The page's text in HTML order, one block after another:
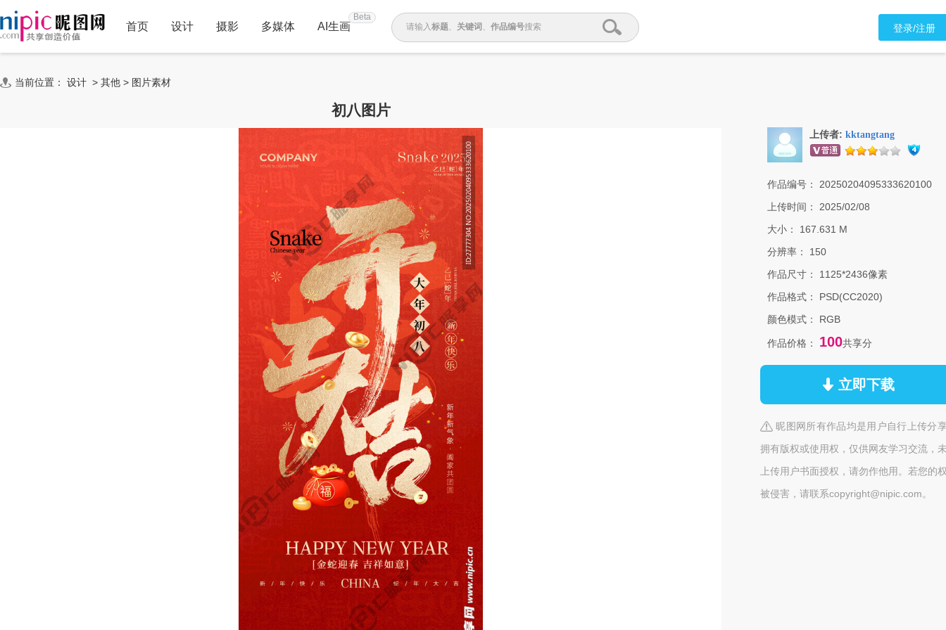
首页 设计 摄影 多媒体 AI生画
Beta
请输入标题、 关键词 、 作品编号搜索 登录/注册
当前位置： 设计 > 其他 > 图片素材
初八图片
上传者: kktangtang
作品编号：
20250204095333620100
上传时间：
2025/02/08
大小：
167.631 M
分辨率：
150
作品尺寸：
1125*2436像素
作品格式：
PSD(CC2020)
颜色模式：
RGB
作品价格： 100共享分
立即下载
昵图网所有作品均是用户自行上传分
拥有版权或使用权，仅供网友学习交流，
上传用户书面授权，请勿作他用。若您的
被侵害，请联系copyright@nipic.com。